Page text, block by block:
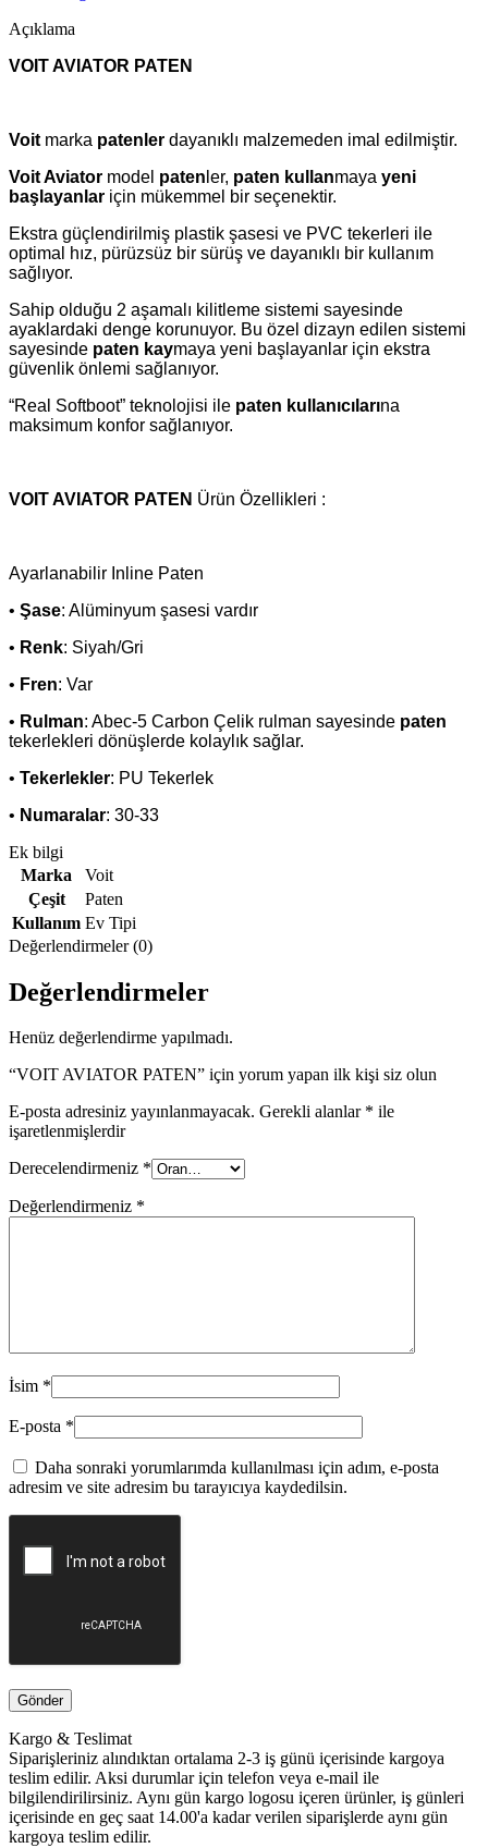
Açıklama
VOIT AVIATOR PATEN
Voit marka patenler dayanıklı malzemeden imal edilmiştir.
Voit Aviator model paten ler, paten kullanmaya yeni
başlayanlar için mükemmel bir seçenektir.
Ekstra güçlendirilmiş plastik şasesi ve PVC tekerleri ile
optimal hız, pürüzsüz bir sürüş ve dayanıklı bir kullanım
sağlıyor.
Sahip olduğu 2 aşamalı kilitleme sistemi sayesinde
ayaklardaki denge korunuyor. Bu özel dizayn edilen sistemi
sayesinde paten kaymaya yeni başlayanlar için ekstra
güvenlik önlemi sağlanıyor.
“Real Softboot” teknolojisi ile paten kullanıcılarına
maksimum konfor sağlanıyor.
VOIT AVIATOR PATEN Ürün Özellikleri :
Ayarlanabilir Inline Paten
• Şase: Alüminyum şasesi vardır
• Renk: Siyah/Gri
• Fren: Var
• Rulman: Abec-5 Carbon Çelik rulman sayesinde paten
tekerlekleri dönüşlerde kolaylık sağlar.
• Tekerlekler: PU Tekerlek
• Numaralar: 30-33
Ek bilgi
Marka
Voit
Çeşit
Paten
Kullanım Ev Tipi
Değerlendirmeler (0)
Değerlendirmeler
Henüz değerlendirme yapılmadı.
“VOIT AVIATOR PATEN” için yorum yapan ilk kişi siz olun
E-posta adresiniz yayınlanmayacak. Gerekli alanlar * ile
işaretlenmişlerdir
Derecelendirmeniz *
Değerlendirmeniz *
İsim *
E-posta *
Daha sonraki yorumlarımda kullanılması için adım, e-posta
adresim ve site adresim bu tarayıcıya kaydedilsin.
Kargo & Teslimat
Siparişleriniz alındıktan ortalama 2-3 iş günü içerisinde kargoya
teslim edilir. Aksi durumlar için telefon veya e-mail ile
bilgilendirilirsiniz. Aynı gün kargo logosu içeren ürünler, iş günleri
içerisinde en geç saat 14.00'a kadar verilen siparişlerde aynı gün
kargoya teslim edilir.